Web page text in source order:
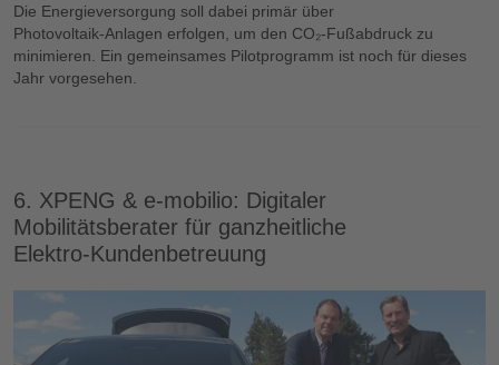
Die Energieversorgung soll dabei primär über
Photovoltaik‑Anlagen erfolgen, um den CO₂‑Fußabdruck zu
minimieren. Ein gemeinsames Pilotprogramm ist noch für dieses
Jahr vorgesehen.
6. XPENG & e‑mobilio: Digitaler
Mobilitätsberater für ganzheitliche
Elektro‑Kundenbetreuung